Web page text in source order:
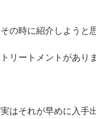
その時に紹介しようと
トリートメントがあり
実はそれが早めに入手